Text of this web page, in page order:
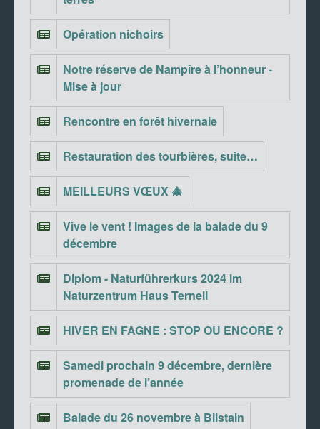
Opération nichoirs
Notre réserve de Nampîre à l’honneur -
Mise à jour
Rencontre en forêt hivernale
Restauration des tourbières, suite…
MEILLEURS VŒUX 🎄
Vive le vent ! Images de la balade du 9
décembre
Diplom - Naturführerkurs 2024 im
Naturzentrum Haus Ternell
HIVER EN FAGNE : STOP OU ENCORE ?
Samedi prochain 9 décembre, dernière
promenade de l’année
Balade du 26 novembre à Bilstain